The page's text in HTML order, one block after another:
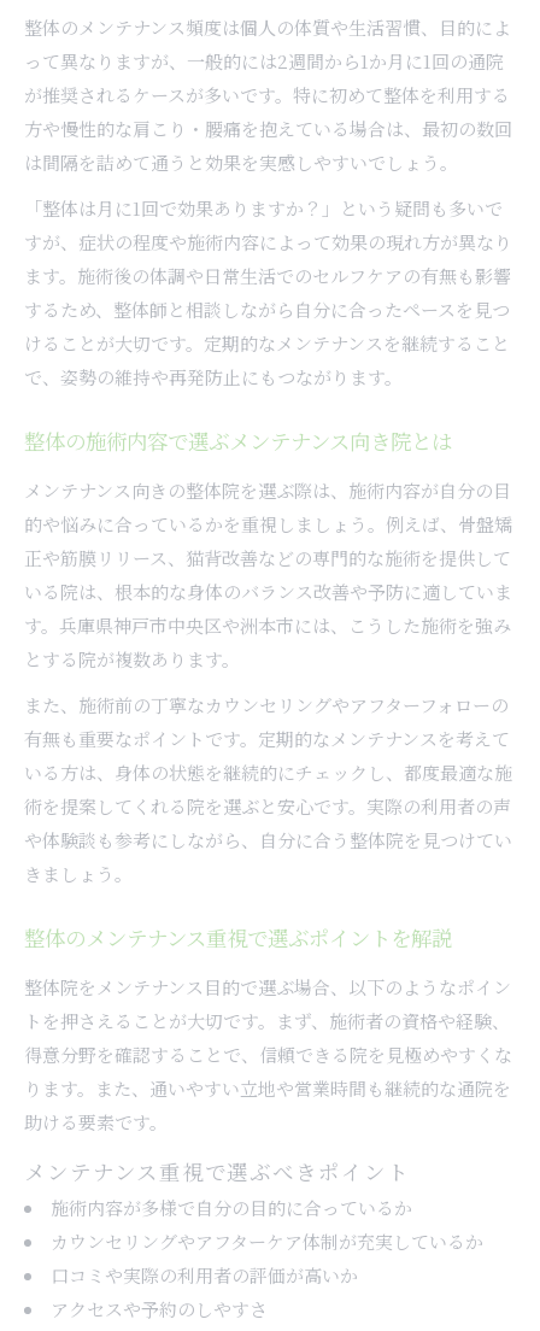
整体のメンテナンス頻度は個人の体質や生活習慣、目的によ
って異なりますが、一般的には2週間から1か月に1回の通院
が推奨されるケースが多いです。特に初めて整体を利用する
方や慢性的な肩こり・腰痛を抱えている場合は、最初の数回
は間隔を詰めて通うと効果を実感しやすいでしょう。
「整体は月に1回で効果ありますか？」という疑問も多いで
すが、症状の程度や施術内容によって効果の現れ方が異なり
ます。施術後の体調や日常生活でのセルフケアの有無も影響
するため、整体師と相談しながら自分に合ったペースを見つ
けることが大切です。定期的なメンテナンスを継続すること
で、姿勢の維持や再発防止にもつながります。
整体の施術内容で選ぶメンテナンス向き院とは
メンテナンス向きの整体院を選ぶ際は、施術内容が自分の目
的や悩みに合っているかを重視しましょう。例えば、骨盤矯
正や筋膜リリース、猫背改善などの専門的な施術を提供して
いる院は、根本的な身体のバランス改善や予防に適していま
す。兵庫県神戸市中央区や洲本市には、こうした施術を強み
とする院が複数あります。
また、施術前の丁寧なカウンセリングやアフターフォローの
有無も重要なポイントです。定期的なメンテナンスを考えて
いる方は、身体の状態を継続的にチェックし、都度最適な施
術を提案してくれる院を選ぶと安心です。実際の利用者の声
や体験談も参考にしながら、自分に合う整体院を見つけてい
きましょう。
整体のメンテナンス重視で選ぶポイントを解説
整体院をメンテナンス目的で選ぶ場合、以下のようなポイン
トを押さえることが大切です。まず、施術者の資格や経験、
得意分野を確認することで、信頼できる院を見極めやすくな
ります。また、通いやすい立地や営業時間も継続的な通院を
助ける要素です。
メンテナンス重視で選ぶべきポイント
施術内容が多様で自分の目的に合っているか
カウンセリングやアフターケア体制が充実しているか
口コミや実際の利用者の評価が高いか
アクセスや予約のしやすさ